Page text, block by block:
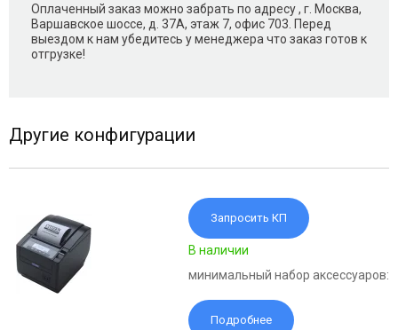
Оплаченный заказ можно забрать по адресу , г. Москва,
Варшавское шоссе, д. 37А, этаж 7, офис 703. Перед
выездом к нам убедитесь у менеджера что заказ готов к
отгрузке!
Другие конфигурации
Запросить КП
В наличии
минимальный набор аксессуаров:
Подробнее